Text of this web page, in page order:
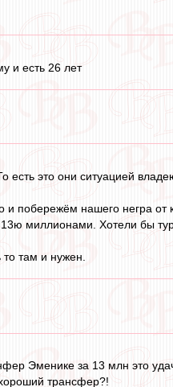
и есть 26 лет
есть это они ситуацией
побережём нашего негра от
13ю миллионами. Хотели бы
там и нужен.
Эменике за 13 млн это
трансфер?!